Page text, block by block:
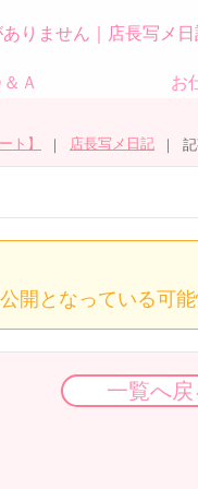
りません｜店長写メ
＆Ａ お
ト】 店長写メ日記
開となっている可能
一覧へ戻